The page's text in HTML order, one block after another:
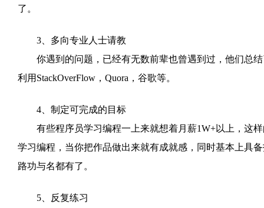
了。
3、多向专业人士请教
你遇到的问题，已经有无数前辈也曾遇到过，他们总结
利用StackOverFlow，Quora，谷歌等。
4、制定可完成的目标
有些程序员学习编程一上来就想着月薪1W+以上，这样
学习编程，当你把作品做出来就有成就感，同时基本上具
路功与名都有了。
5、反复练习